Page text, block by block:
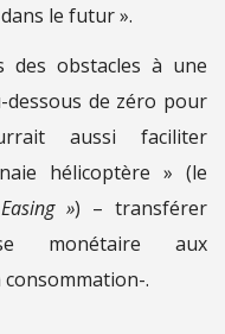
le futur ».
des obstacles à une
dessous de zéro pour
aussi faciliter
hélicoptère » (le
») – transférer
monétaire aux
.